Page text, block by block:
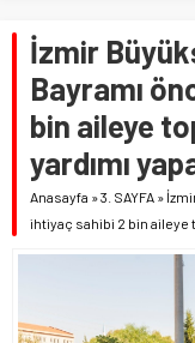
İzmir
Bayramı
bin aileye
yardımı
Anasayfa »3. SAYFA »
ihtiyaç sahibi 2 bin aileye